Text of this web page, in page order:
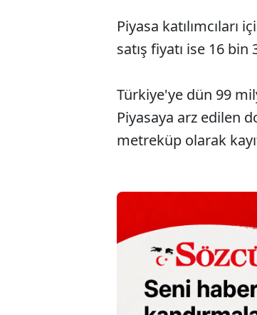
Piyasa katılımcıları
satış fiyatı ise 16
Türkiye'ye dün 99
Piyasaya arz edilen
metreküp olarak